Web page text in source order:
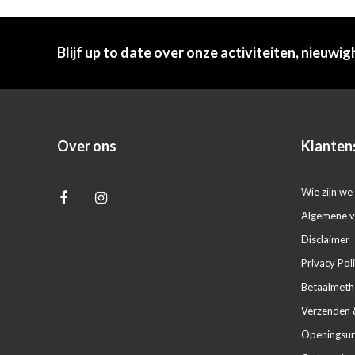
Blijf up to date over onze activiteiten,
Over ons
Wie zijn we
Algemene
Disclaimer
Privacy
Verzenden